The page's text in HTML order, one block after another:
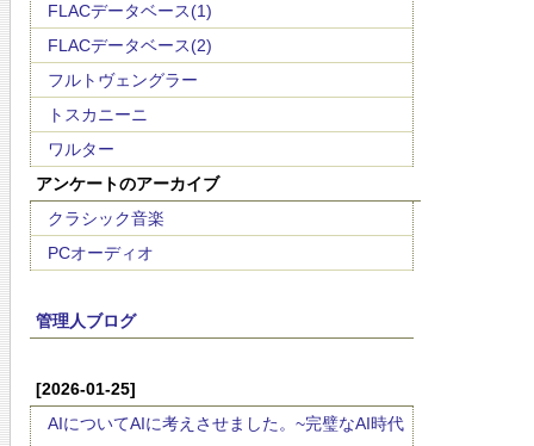
FLACデータベース(1)
FLACデータベース(2)
フルトヴェングラー
トスカニーニ
ワルター
アンケートのアーカイブ
クラシック音楽
PCオーディオ
管理人ブログ
[2026-01-25]
AIについてAIに考えさせました。~完璧なAI時代